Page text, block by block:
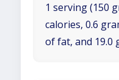
1 serving (150
calories, 0.6
of fat, and 19.0